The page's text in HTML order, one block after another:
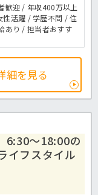
歓迎 / 年収400万以上
活躍 / 学歴不問 / 住
あり / 担当者おすす
細を見る
6:30～18:00の
イフスタイル